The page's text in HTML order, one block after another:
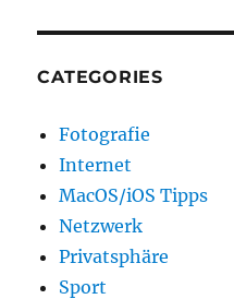
CATEGORIES
Fotografie
Internet
MacOS/iOS Tipps
Netzwerk
Privatsphäre
Sport